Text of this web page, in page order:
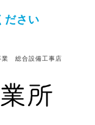
ださい
業 総合設備工事店